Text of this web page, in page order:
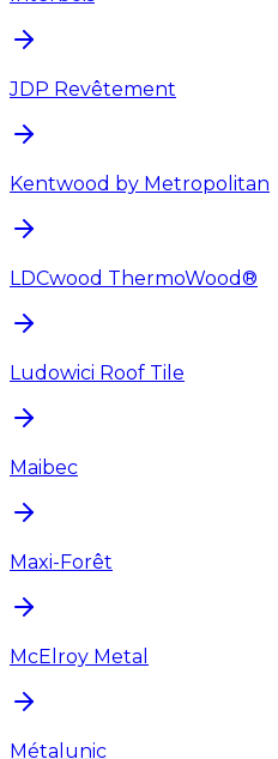
JDP Revêtement
Kentwood by Metropolitan
LDCwood ThermoWood®
Ludowici Roof Tile
Maibec
Maxi-Forêt
McElroy Metal
Métalunic